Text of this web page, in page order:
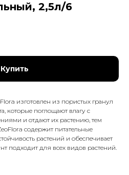
2,5л/6
Купить
изготовлен из пористых гранул
которые поглощают влагу с
и отдают их растению, тем
содержит питательные
растений и обеспечивает
подходит для всех видов растений.